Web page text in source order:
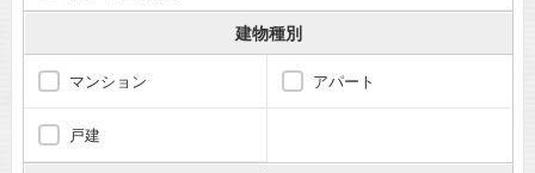
建物種別
マンション アパート
戸建